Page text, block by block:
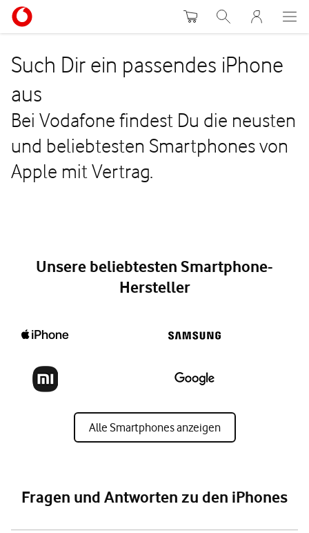
WarenkorbSuche MeinVodafone
Such Dir ein passendes iPhone
aus
Bei Vodafone findest Du die neusten
und beliebtesten Smartphones von
Apple mit Vertrag.
Unsere beliebtesten Smartphone-
Hersteller
Alle Smartphones anzeigen
Fragen und Antworten zu den iPhones